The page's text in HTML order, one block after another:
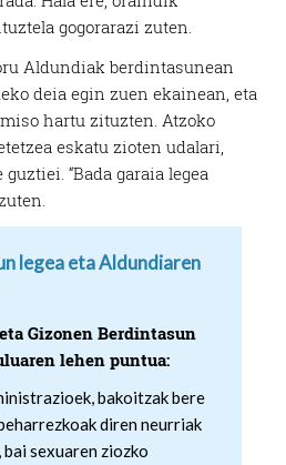
gogorarazi zuten.
Aldundiak berdintasunean
deia egin zuen ekainean, eta
hartu zituzten. Atzoko
eskatu zioten udalari,
“Bada garaia legea
legea eta Aldundiaren
Gizonen Berdintasun
lehen puntua:
bakoitzak bere
diren neurriak
sexuaren ziozko